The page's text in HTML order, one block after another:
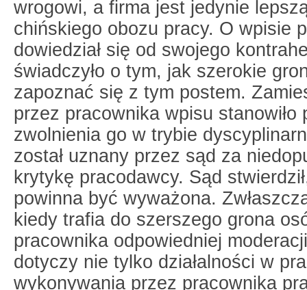
wrogowi, a firma jest jedynie
chińskiego obozu pracy. O wpisie
dowiedział się od swojego
świadczyło o tym, jak szerokie
zapoznać się z tym postem.
przez pracownika wpisu stanowiło
zwolnienia go w trybie
został uznany przez sąd za
krytykę pracodawcy. Sąd
powinna być wyważona.
kiedy trafia do szerszego grona
pracownika odpowiedniej
dotyczy nie tylko działalności w
wykonywania przez pracownika